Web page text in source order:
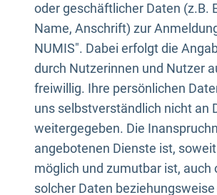
oder geschäftlicher Daten (z.B.
Name, Anschrift) zur
NUMIS". Dabei erfolgt die
durch Nutzerinnen und Nutzer
freiwillig. Ihre persönlichen
uns selbstverständlich nicht an
weitergegeben. Die
angebotenen Dienste ist,
möglich und zumutbar ist, auch
solcher Daten